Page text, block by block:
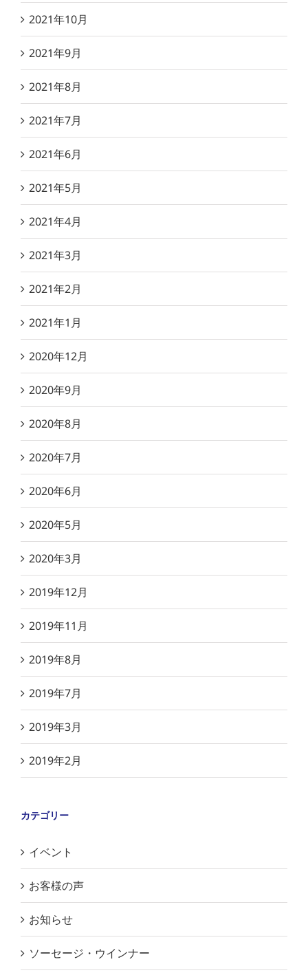
2021年10月
2021年9月
2021年8月
2021年7月
2021年6月
2021年5月
2021年4月
2021年3月
2021年2月
2021年1月
2020年12月
2020年9月
2020年8月
2020年7月
2020年6月
2020年5月
2020年3月
2019年12月
2019年11月
2019年8月
2019年7月
2019年3月
2019年2月
カテゴリー
イベント
お客様の声
お知らせ
ソーセージ・ウインナー